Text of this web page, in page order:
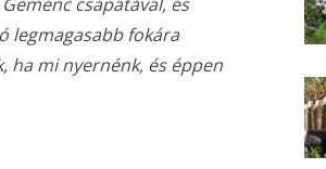
legmagasabb fokára
ha mi nyernénk, és éppen